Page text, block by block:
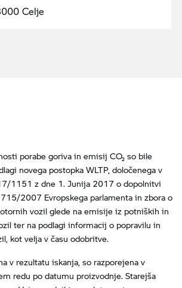
Celje
porabe goriva in emisij CO₂ so bile
novega postopka WLTP, določenega v
1151 z dne 1. Junija 2017 o dopolnitvi
2007 Evropskega parlamenta in zbora o
vozil glede na emisije iz potniških in
ter na podlagi informacij o popravilu in
kot velja v času odobritve.
v rezultatu iskanja, so razporejena v
redu po datumu proizvodnje. Starejša